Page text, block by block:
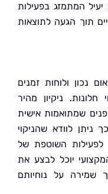
בפעילות
לתוצאות
זמנים
ניקיון מהיר
אישית
שהניקוי
השוטפת של
לבצע את
על נוחיותם